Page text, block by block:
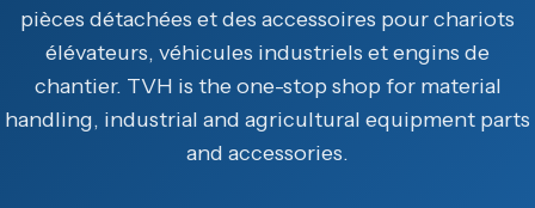
pièces détachées et des accessoires pour chariots
élévateurs, véhicules industriels et engins de
chantier. TVH is the one-stop shop for material
handling, industrial and agricultural equipment parts
and accessories.